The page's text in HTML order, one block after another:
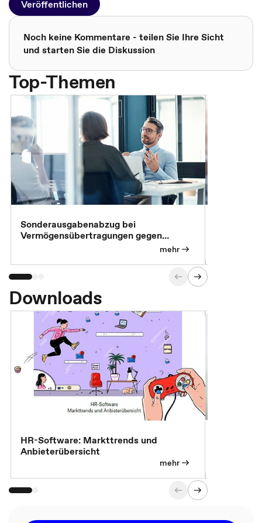
Veröffentlichen
Noch keine Kommentare - teilen Sie Ihre Sicht
und starten Sie die Diskussion
Top-Themen
Sonderausgabenabzug bei
Vermögensübertragungen gegen
mehr
Downloads
HR-Software: Markttrends und
Anbieterübersicht
mehr